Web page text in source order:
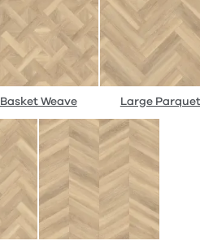
Basket Weave Large Parquet